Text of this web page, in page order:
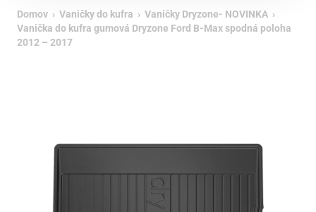
Domov › Vaničky do kufra › Vaničky Dryzone- NOVINKA ›
Vanička do kufra gumová Dryzone Ford B-Max spodná poloha
2012 – 2017